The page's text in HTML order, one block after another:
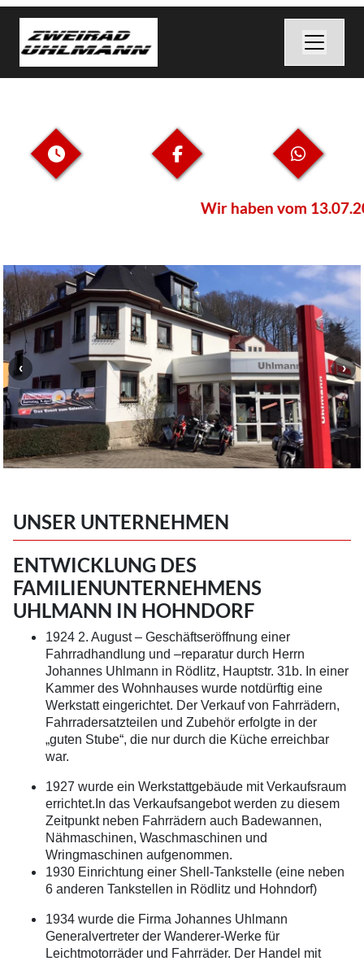
Wir haben vom
UNSER UNTERNEHMEN
ENTWICKLUNG DES
FAMILIENUNTERNEHMENS
UHLMANN IN HOHNDORF
1924 2. August – Geschäftseröffnung einer
Fahrradhandlung und –reparatur durch Herrn
Johannes Uhlmann in Rödlitz, Hauptstr. 31b. In einer
Kammer des Wohnhauses wurde notdürftig eine
Werkstatt eingerichtet. Der Verkauf von Fahrrädern,
Fahrradersatzteilen und Zubehör erfolgte in der
„guten Stube“, die nur durch die Küche erreichbar
war.
1927 wurde ein Werkstattgebäude mit Verkaufsraum
errichtet.In das Verkaufsangebot werden zu diesem
Zeitpunkt neben Fahrrädern auch Badewannen,
Nähmaschinen, Waschmaschinen und
Wringmaschinen aufgenommen.
1930 Einrichtung einer Shell-Tankstelle (eine neben
6 anderen Tankstellen in Rödlitz und Hohndorf)
1934 wurde die Firma Johannes Uhlmann
Generalvertreter der Wanderer-Werke für
Leichtmotorräder und Fahrräder. Der Handel mit